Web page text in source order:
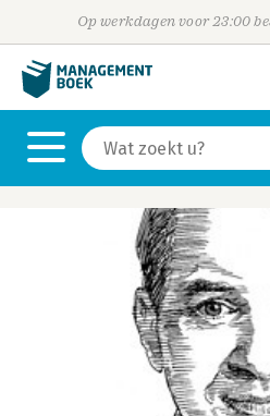
Op werkdagen voor 23:00